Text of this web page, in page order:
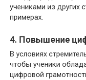
учениками из других
примерах.
4. Повышение
В условиях
чтобы ученики
цифровой